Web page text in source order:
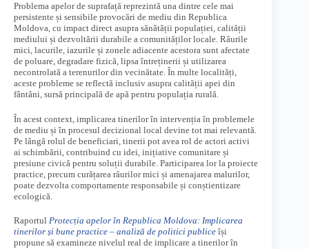
Problema apelor de suprafață reprezintă una dintre cele mai
persistente și sensibile provocări de mediu din Republica
Moldova, cu impact direct asupra sănătății populației, calității
mediului și dezvoltării durabile a comunităților locale. Râurile
mici, lacurile, iazurile și zonele adiacente acestora sunt afectate
de poluare, degradare fizică, lipsa întreținerii și utilizarea
necontrolată a terenurilor din vecinătate. În multe localități,
aceste probleme se reflectă inclusiv asupra calității apei din
fântâni, sursă principală de apă pentru populația rurală.
În acest context, implicarea tinerilor în intervenția în problemele
de mediu și în procesul decizional local devine tot mai relevantă.
Pe lângă rolul de beneficiari, tinerii pot avea rol de actori activi
ai schimbării, contribuind cu idei, inițiative comunitare și
presiune civică pentru soluții durabile. Participarea lor la proiecte
practice, precum curățarea râurilor mici și amenajarea malurilor,
poate dezvolta comportamente responsabile și conștientizare
ecologică.
Raportul Protecția apelor în Republica Moldova: Implicarea
tinerilor și bune practice – analiză de politici publice își
propune să examineze nivelul real de implicare a tinerilor în